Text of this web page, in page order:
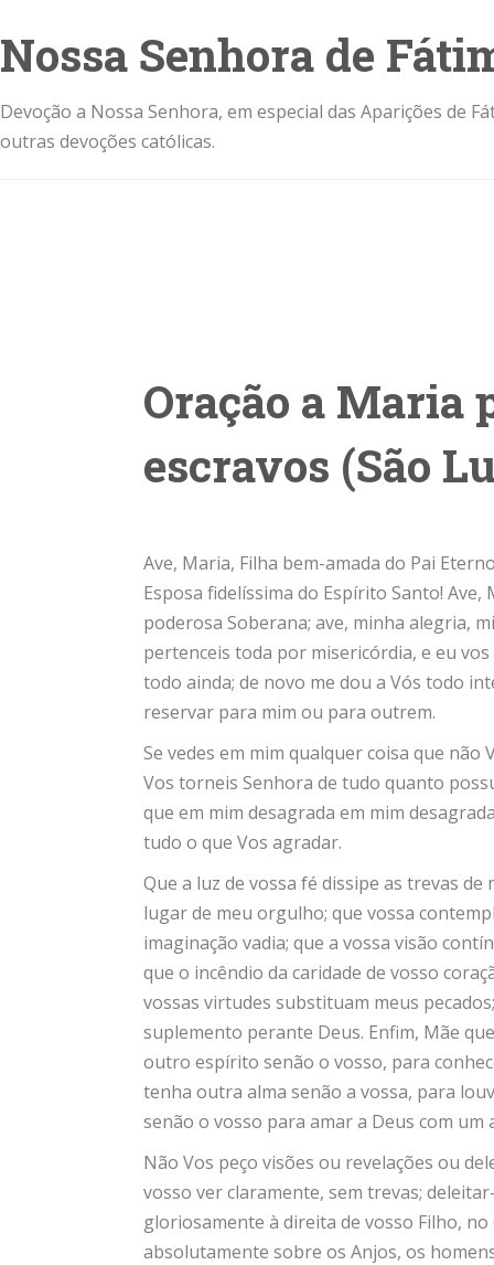
Nossa Senhora de
Devoção a Nossa Senhora, em especial das Aparições de
outras devoções católicas.
Oração a Maria
escravos (São
Ave, Maria, Filha bem-amada do Pai
Esposa fidelíssima do Espírito Santo!
poderosa Soberana; ave, minha alegria,
pertenceis toda por misericórdia, e eu
todo ainda; de novo me dou a Vós todo
reservar para mim ou para outrem.
Se vedes em mim qualquer coisa que
Vos torneis Senhora de tudo quanto
que em mim desagrada em mim
tudo o que Vos agradar.
Que a luz de vossa fé dissipe as trevas
lugar de meu orgulho; que vossa
imaginação vadia; que a vossa visão
que o incêndio da caridade de vosso
vossas virtudes substituam meus
suplemento perante Deus. Enfim, Mãe
outro espírito senão o vosso, para
tenha outra alma senão a vossa, para
senão o vosso para amar a Deus com
Não Vos peço visões ou revelações ou
vosso ver claramente, sem trevas;
gloriosamente à direita de vosso Filho,
absolutamente sobre os Anjos, os